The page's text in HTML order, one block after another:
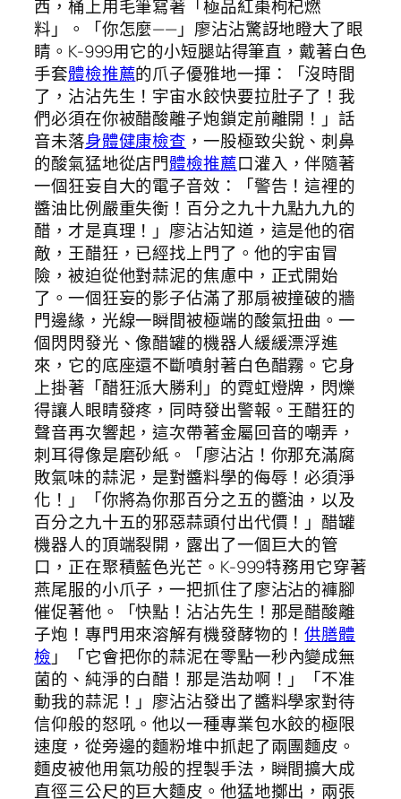
西，桶上用毛筆寫著「極品紅棗枸杞燃
料」。「你怎麼——」廖沾沾驚訝地瞪大了眼
睛。K-999用它的小短腿站得筆直，戴著白色
手套體檢推薦的爪子優雅地一揮：「沒時間
了，沾沾先生！宇宙水餃快要拉肚子了！我
們必須在你被醋酸離子炮鎖定前離開！」話
音未落身體健康檢查 ，一股極致尖銳、刺鼻
的酸氣猛地從店門體檢推薦口灌入，伴隨著
一個狂妄自大的電子音效：「警告！這裡的
醬油比例嚴重失衡！百分之九十九點九九的
醋，才是真理！」廖沾沾知道，這是他的宿
敵，王醋狂，已經找上門了。他的宇宙冒
險，被迫從他對蒜泥的焦慮中，正式開始
了。一個狂妄的影子佔滿了那扇被撞破的牆
門邊緣，光線一瞬間被極端的酸氣扭曲。一
個閃閃發光、像醋罐的機器人緩緩漂浮進
來，它的底座還不斷噴射著白色醋霧。它身
上掛著「醋狂派大勝利」的霓虹燈牌，閃爍
得讓人眼睛發疼，同時發出警報。王醋狂的
聲音再次響起，這次帶著金屬回音的嘲弄，
刺耳得像是磨砂紙。「廖沾沾！你那充滿腐
敗氣味的蒜泥，是對醬料學的侮辱！必須淨
化！」「你將為你那百分之五的醬油，以及
百分之九十五的邪惡蒜頭付出代價！」醋罐
機器人的頂端裂開，露出了一個巨大的管
口，正在聚積藍色光芒。K-999特務用它穿著
燕尾服的小爪子，一把抓住了廖沾沾的褲腳
催促著他。「快點！沾沾先生！那是醋酸離
子炮！專門用來溶解有機發酵物的！供膳體
檢 」「它會把你的蒜泥在零點一秒內變成無
菌的、純淨的白醋！那是浩劫啊！」「不准
動我的蒜泥！」廖沾沾發出了醬料學家對待
信仰般的怒吼。他以一種專業包水餃的極限
速度，從旁邊的麵粉堆中抓起了兩團麵皮。
麵皮被他用氣功般的捏製手法，瞬間擴大成
直徑三公尺的巨大麵皮。他猛地擲出，兩張